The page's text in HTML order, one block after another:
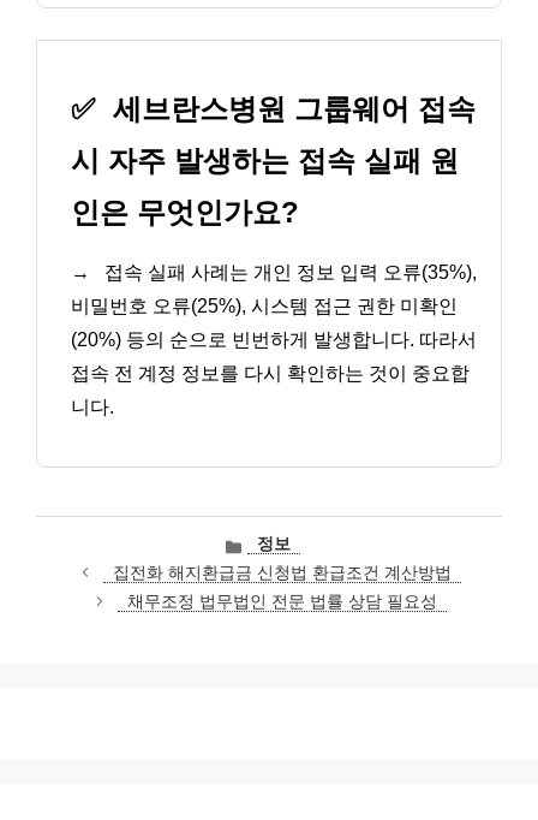
✅ 세브란스병원 그룹웨어 접속
시 자주 발생하는 접속 실패 원
인은 무엇인가요?
→
접속 실패 사례는 개인 정보 입력 오류(35%),
비밀번호 오류(25%), 시스템 접근 권한 미확인
(20%) 등의 순으로 빈번하게 발생합니다. 따라서
접속 전 계정 정보를 다시 확인하는 것이 중요합
니다.
카
테
고
리
정보
집전화 해지환급금 신청법 환급조건 계산방법
채무조정 법무법인 전문 법률 상담 필요성